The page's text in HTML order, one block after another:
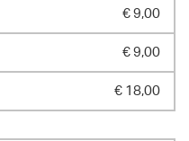
€ 9,00
€ 9,00
€ 18,00